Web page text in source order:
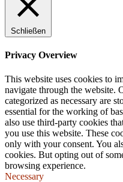
Schließen
Privacy Overview
This website uses cookies to
navigate through the website.
categorized as necessary are
essential for the working of
also use third-party cookies
you use this website. These
only with your consent. You
cookies. But opting out of
browsing experience.
Necessary